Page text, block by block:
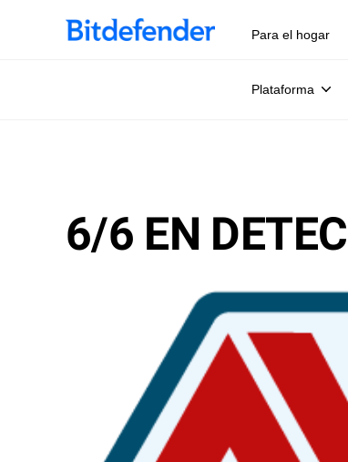
Para el hogar
Plataforma
6/6 EN